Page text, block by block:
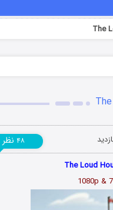
۴۸ نظر